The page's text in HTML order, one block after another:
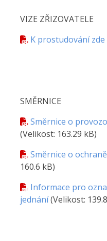
VIZE ZŘIZOVATELE
K prostudování zde
SMĚRNICE
Směrnice o
(Velikost: 163.29 kB)
Směrnice o
160.6 kB)
Informace pro
jednání(Velikost: